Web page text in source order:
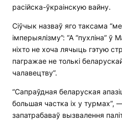
расійска-ўкраінскую вайну.
Сіўчык назваў яго таксама
імперыялізму”: “А “пухліна”
ніхто не хоча лячыць гэтую
пагражае не толькі
чалавецтву”.
“Сапраўдная беларуская
большая частка іх у турмах”,
запатрабаваў вызвалення